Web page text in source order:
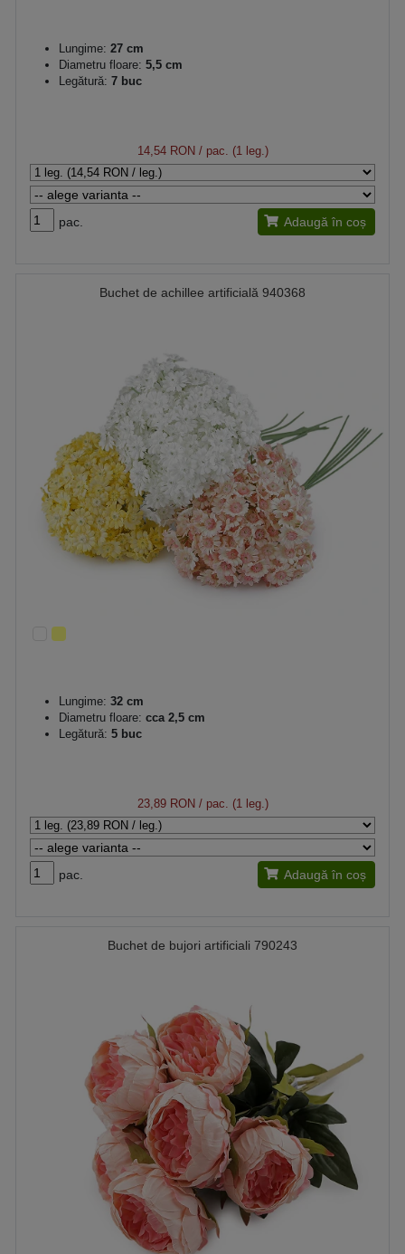
Lungime: 27 cm
Diametru floare: 5,5 cm
Legătură: 7 buc
14,54 RON / pac. (1 leg.)
pac. Adaugă în coș
Buchet de achillee artificială 940368
Lungime: 32 cm
Diametru floare: cca 2,5 cm
Legătură: 5 buc
23,89 RON/ pac. (1 leg.)
pac. Adaugă în coș
Buchet de bujori artificiali 790243